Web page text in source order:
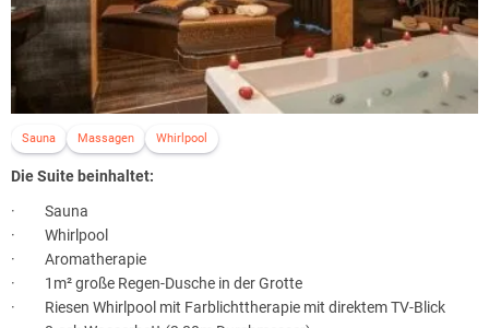
Sauna Massagen Whirlpool
Die Suite beinhaltet:
· Sauna
· Whirlpool
· Aromatherapie
· 1m² große Regen-Dusche in der Grotte
· Riesen Whirlpool mit Farblichttherapie mit direktem TV-Blick